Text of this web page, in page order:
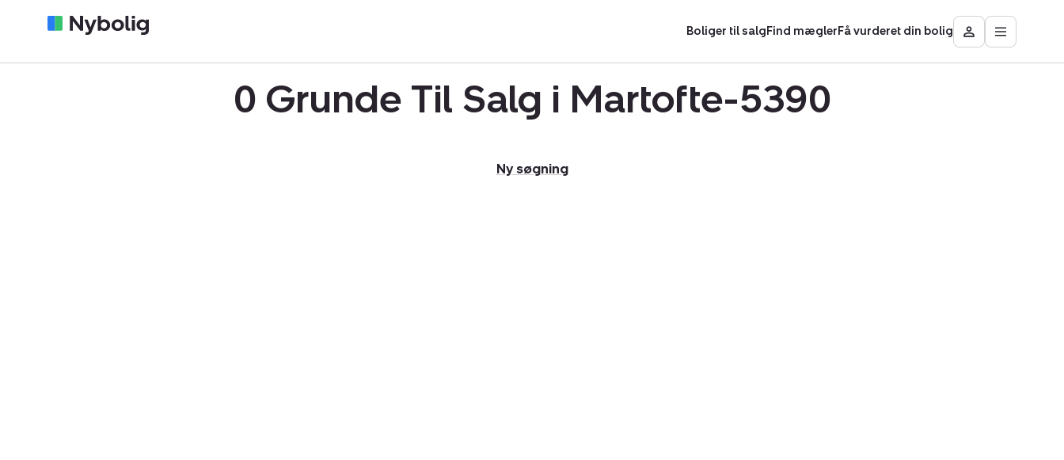
Boliger til salgFind mæglerFå vurderet din bolig
Besøg
Mit
Åbn
0 Grunde Til Salg i Martofte-5390
Ny søgning